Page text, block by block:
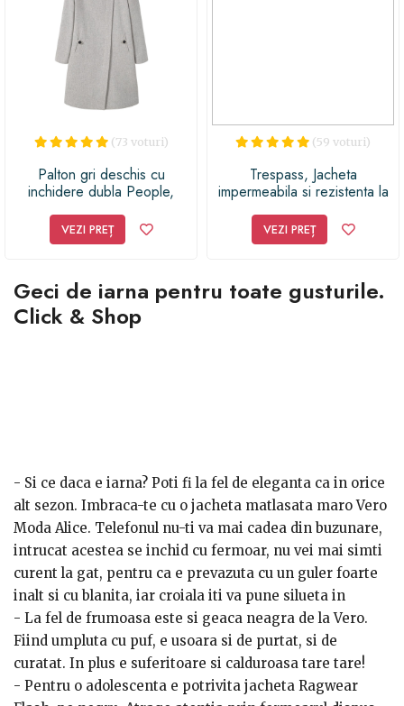
(73 voturi)
Palton gri deschis cu
inchidere dubla People,
VEZI PREȚ
(59 voturi)
Trespass, Jacheta
impermeabila si rezistenta la
Rosu, barbati
VEZI PREȚ
Geci de iarna pentru toate gusturile.
Click & Shop
- Si ce daca e iarna? Poti fi la fel de eleganta ca in orice
alt sezon. Imbraca-te cu o jacheta matlasata maro Vero
Moda Alice. Telefonul nu-ti va mai cadea din buzunare,
intrucat acestea se inchid cu fermoar, nu vei mai simti
curent la gat, pentru ca e prevazuta cu un guler foarte
inalt si cu blanita, iar croiala iti va pune silueta in
evidenta.
- La fel de frumoasa este si geaca neagra de la Vero.
Fiind umpluta cu puf, e usoara si de purtat, si de
curatat. In plus e suferitoare si calduroasa tare tare!
- Pentru o adolescenta e potrivita jacheta Ragwear